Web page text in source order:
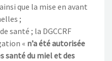
que la mise en avant
;
santé ; la DGCCRF
« n’a été autorisée
santé du miel et des